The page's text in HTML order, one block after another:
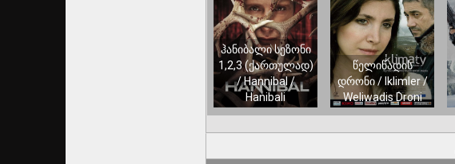
ჰანიბალი სეზონი
1,2,3 (ქართულად)
/ Hannibal /
Hanibali
წელიწადის
დრონი / Iklimler /
Weliwadis Droni